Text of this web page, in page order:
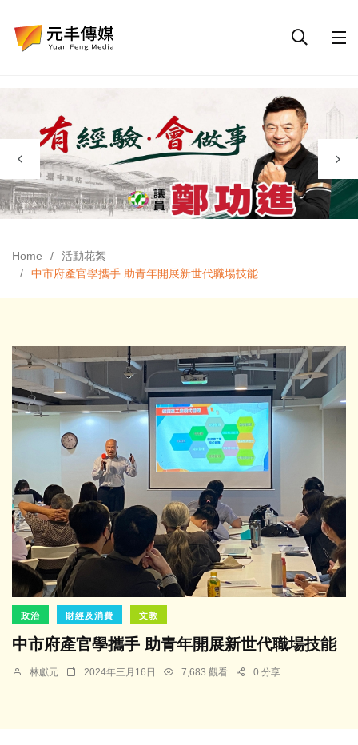
Home
活動花絮
中市府產官學攜手 助青年開展新世代職場技能
政治 財經及消費 文教
中市府產官學攜手 助青年開展新世代職場技能
林獻元 2024年三月16日 7,683 觀看 0 分享